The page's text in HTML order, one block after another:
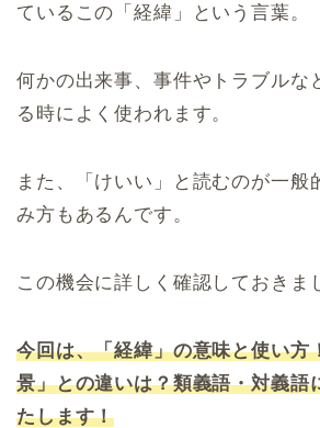
ているこの「経緯」という言葉。
何かの出来事、事件やトラブルな
る時によく使われます。
また、「けいい」と読むのが一般
み方もあるんです。
この機会に詳しく確認しておきま
今回は、「経緯」の意味と使い方
景」との違いは？類義語・対義語
たします！